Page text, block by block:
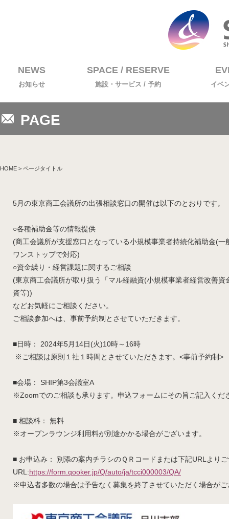
NEWS
お知らせ
SPACE / RESERVE
施設・サービス / 予約 イベ
PAGE
HOME > ページタイトル
5月の東京商工会議所の出張相談窓口の開催は以下のとおりです。
○各種補助金等の情報提供
(商工会議所が支援窓口となっている小規模事業者持続化補助金(
ワンストップで対応)
○資金繰り・経営課題に関するご相談
(東京商工会議所が取り扱う「マル経融資(小規模事業者経営改善
資等))
などお気軽にご相談ください。
ご相談参加へは、事前予約制とさせていただきます。
■日時：
2024年5月14日(火)10時～16時
※ご相談は原則１社１時間とさせていただきます。<事前予約制>
■会場： SHIP第3会議室A
※Zoomでのご相談も承ります。申込フォームにその旨ご記入くだ
■ 相談料： 無料
※オープンラウンジ利用料が別途かかる場合がございます。
■ お申込み： 別添の案内チラシのＱＲコードまたは下記URLより
URL:https://form.qooker.jp/Q/auto/ja/tcci000003/QA/
※申込者多数の場合は予告なく募集を終了させていただく場合が